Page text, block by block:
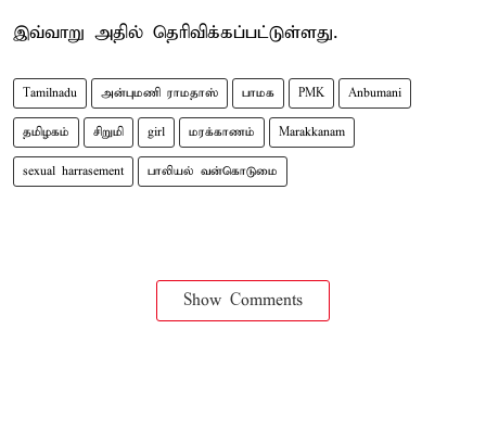
இவ்வாறு அதில் தெரிவிக்கப்பட்டுள்ளது.
Tamilnadu அன்புமணி ராமதாஸ் பாமக PMK Anbumani
தமிழகம் சிறுமி girl மரக்காணம் Marakkanam
sexual harrasement பாலியல் வன்கொடுமை
Show Comments